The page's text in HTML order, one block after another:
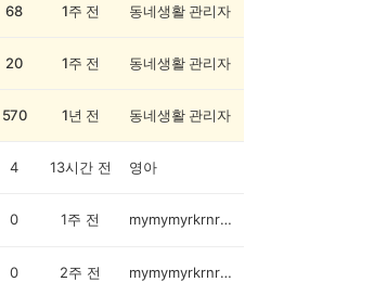
68 1주 전 동네생활 관리자
20 1주 전 동네생활 관리자
570 1년 전 동네생활 관리자
4 13시간 전 영아
0 1주 전 mymymyrkrnrkrn
0 2주 전 mymymyrkrnrkrn